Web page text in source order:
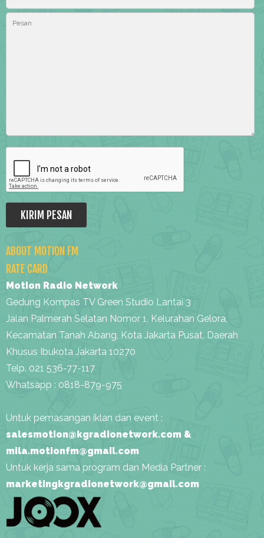
ABOUT MOTION FM
RATE CARD
Motion Radio Network
Gedung Kompas TV Green Studio Lantai 3
Jalan Palmerah Selatan Nomor 1, Kelurahan Gelora,
Kecamatan Tanah Abang, Kota Jakarta Pusat, Daerah
Khusus Ibukota Jakarta 10270
Telp. 021 536-77-117
Whatsapp : 0818-879-975
Untuk pemasangan iklan dan event :
salesmotion@kgradionetwork.com &
mila.motionfm@gmail.com
Untuk kerja sama program dan Media Partner :
marketingkgradionetwork@gmail.com